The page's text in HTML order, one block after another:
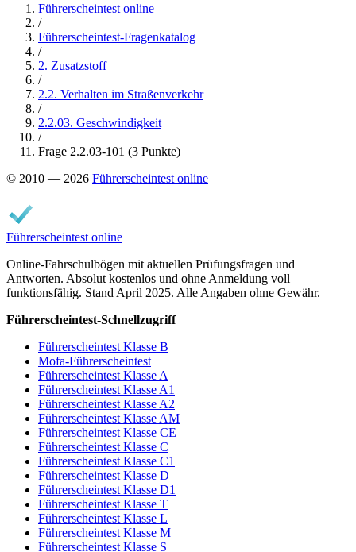
Führerscheintest online
/
Führerscheintest-Fragenkatalog
/
2. Zusatzstoff
/
2.2. Verhalten im Straßenverkehr
/
2.2.03. Geschwindigkeit
/
Frage 2.2.03-101 (3 Punkte)
© 2010 — 2026 Führerscheintest online
Führerscheintest online
Online-Fahrschulbögen mit aktuellen Prüfungsfragen und
Antworten. Absolut kostenlos und ohne Anmeldung voll
funktionsfähig. Stand April 2025. Alle Angaben ohne Gewähr.
Führerscheintest-Schnellzugriff
Führerscheintest Klasse B
Mofa-Führerscheintest
Führerscheintest Klasse A
Führerscheintest Klasse A1
Führerscheintest Klasse A2
Führerscheintest Klasse AM
Führerscheintest Klasse CE
Führerscheintest Klasse C
Führerscheintest Klasse C1
Führerscheintest Klasse D
Führerscheintest Klasse D1
Führerscheintest Klasse T
Führerscheintest Klasse L
Führerscheintest Klasse M
Führerscheintest Klasse S